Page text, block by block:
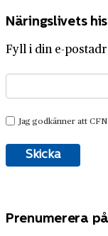
Näringslivets
Fyll i din e-
Prenumerera